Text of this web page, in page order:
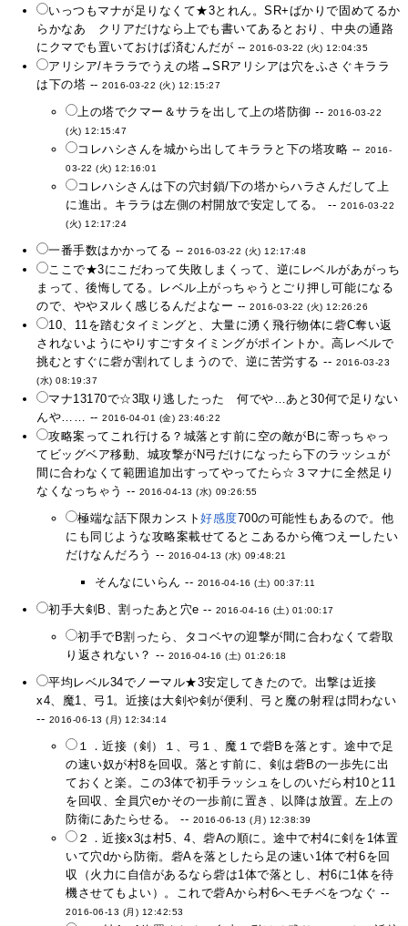
いっつもマナが足りなくて★3とれん。SR+ばかりで固めてるか
らかなあ クリアだけなら上でも書いてあるとおり、中央の通路
にクマでも置いておけば済むんだが --2016-03-22 (火) 12:04:35
アリシア/キララでうえの塔→SRアリシアは穴をふさぐキララ
は下の塔 --2016-03-22 (火) 12:15:27
上の塔でクマー＆サラを出して上の塔防御 -- 2016-03-22
(火) 12:15:47
コレハシさんを城から出してキララと下の塔攻略 -- 2016-
03-22 (火) 12:16:01
コレハシさんは下の穴封鎖/下の塔からハラさんだして上
に進出。キララは左側の村開放で安定してる。 --2016-03-22
(火) 12:17:24
一番手数はかかってる --2016-03-22 (火) 12:17:48
ここで★3にこだわって失敗しまくって、逆にレベルがあがっち
まって、後悔してる。レベル上がっちゃうとごり押し可能になる
ので、ややヌルく感じるんだよなー --2016-03-22 (火) 12:26:26
10、11を踏むタイミングと、大量に湧く飛行物体に砦C奪い返
されないようにやりすごすタイミングがポイントか。高レベルで
挑むとすぐに砦が割れてしまうので、逆に苦労する --2016-03-23
(水) 08:19:37
マナ13170で☆3取り逃したった 何でや…あと30何で足りない
んや…… --2016-04-01 (金) 23:46:22
攻略案ってこれ行ける？城落とす前に空の敵がBに寄っちゃっ
てビッグベア移動、城攻撃がN弓だけになったら下のラッシュが
間に合わなくて範囲追加出すってやってたら☆３マナに全然足り
なくなっちゃう -- 2016-04-13 (水) 09:26:55
極端な話下限カンスト好感度700の可能性もあるので。他
にも同じような攻略案載せてるとこあるから俺つえーしたい
だけなんだろう -- 2016-04-13 (水) 09:48:21
そんなにいらん -- 2016-04-16 (土) 00:37:11
初手大剣B、割ったあと穴e -- 2016-04-16 (土) 01:00:17
初手でB割ったら、タコベヤの迎撃が間に合わなくて砦取
り返されない？ -- 2016-04-16 (土) 01:26:18
平均レベル34でノーマル★3安定してきたので。出撃は近接
x4、魔1、弓1。近接は大剣や剣が便利、弓と魔の射程は問わない
-- 2016-06-13 (月) 12:34:14
１．近接（剣）１、弓１、魔１で砦Bを落とす。途中で足
の速い奴が村8を回収。落とす前に、剣は砦Bの一歩先に出
ておくと楽。この3体で初手ラッシュをしのいだら村10と11
を回収、全員穴eかその一歩前に置き、以降は放置。左上の
防衛にあたらせる。 -- 2016-06-13 (月) 12:38:39
２．近接x3は村5、4、砦Aの順に。途中で村4に剣を1体置
いて穴dから防衛。砦Aを落としたら足の速い1体で村6を回
収（火力に自信があるなら砦は1体で落とし、村6に1体を待
機させてもよい）。これで砦Aから村6へモチベをつなぐ --
2016-06-13 (月) 12:42:53